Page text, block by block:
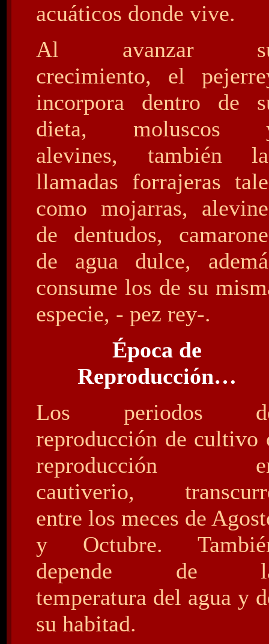
acuáticos donde vive.
Al avanzar
crecimiento, el
incorpora dentro de
dieta, moluscos
alevines, también
llamadas forrajeras
como mojarras,
de dentudos,
de agua dulce,
consume los de su
especie, - pez rey-.
Época de
Reproducción…
Los periodos
reproducción de cultivo
reproducción
cautiverio,
entre los meces de
y Octubre.
depende de
temperatura del agua y
su habitad.